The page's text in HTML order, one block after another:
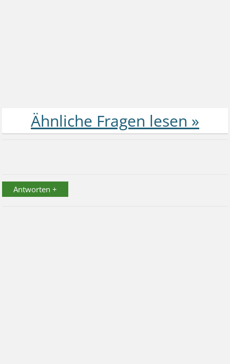
Antworten +